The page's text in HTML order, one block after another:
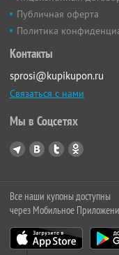
Публичная оферта
Политика
Контакты
sprosi@kupikupon.ru
Связаться с нами
Мы в Соцсетях
Все наши купоны доступны
через Мобильное